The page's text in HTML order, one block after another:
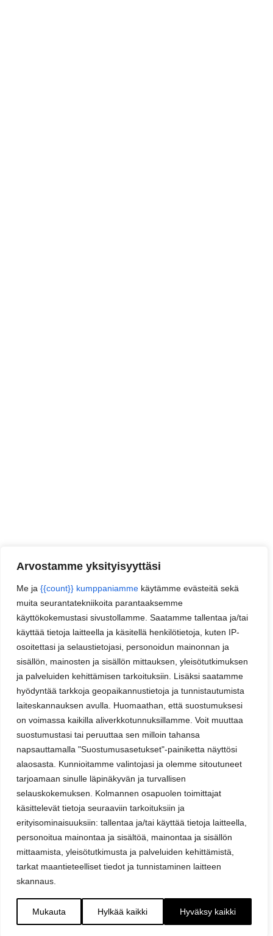
Arvostamme yksityisyyttäsi
Me ja {{count}} kumppaniamme käytämme evästeitä sekä
muita seurantatekniikoita parantaaksemme
käyttökokemustasi sivustollamme. Saatamme tallentaa ja/tai
käyttää tietoja laitteella ja käsitellä henkilötietoja, kuten IP-
osoitettasi ja selaustietojasi, personoidun mainonnan ja
sisällön, mainosten ja sisällön mittauksen, yleisötutkimuksen
ja palveluiden kehittämisen tarkoituksiin. Lisäksi saatamme
hyödyntää tarkkoja geopaikannustietoja ja tunnistautumista
laiteskannauksen avulla. Huomaathan, että suostumuksesi
on voimassa kaikilla aliverkkotunnuksillamme. Voit muuttaa
suostumustasi tai peruuttaa sen milloin tahansa
napsauttamalla "Suostumusasetukset"-painiketta näyttösi
alaosasta. Kunnioitamme valintojasi ja olemme sitoutuneet
tarjoamaan sinulle läpinäkyvän ja turvallisen
selauskokemuksen. Kolmannen osapuolen toimittajat
käsittelevät tietoja seuraaviin tarkoituksiin ja
erityisominaisuuksiin: tallentaa ja/tai käyttää tietoja laitteella,
personoitua mainontaa ja sisältöä, mainontaa ja sisällön
mittaamista, yleisötutkimusta ja palveluiden kehittämistä,
tarkat maantieteelliset tiedot ja tunnistaminen laitteen
skannaus.
Mukauta Hylkää kaikki Hyväksy kaikki